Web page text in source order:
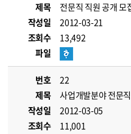
제목
전문직 직원 공개 모
작성일
2012-03-21
조회수
13,492
파일
번호
22
제목
사업개발분야 전문
작성일
2012-03-05
조회수
11,001